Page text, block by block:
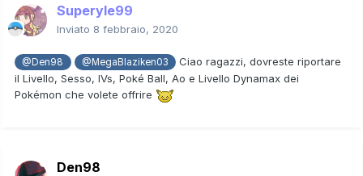
Superyle99
Inviato 8 febbraio, 2020
@Den98 @MegaBlaziken03
Ciao ragazzi, dovreste riportare
il Livello, Sesso, IVs, Poké Ball, Ao e Livello Dynamax dei
Pokémon che volete offrire
Den98